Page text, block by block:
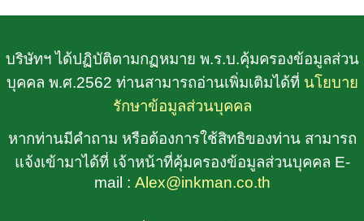
บริษัทฯ ได้ปฏิบัติตามกฏหมาย พ.ร.บ.คุ้มครองข้อมูลส่วน
บุคคล พ.ศ.2562 ท่านสามารถอ่านเพิ่มเติมได้ที่ นโยบาย
รักษาข้อมูลส่วนบุคคล
หากท่านมีคำถาม หรือต้องการใช้สิทธิของท่าน สามารถ
แจ้งเข้ามาได้ที่ เจ้าหน้าที่คุ้มครองข้อมูลส่วนบุคคล E-
mail : Alex@inkman.co.th